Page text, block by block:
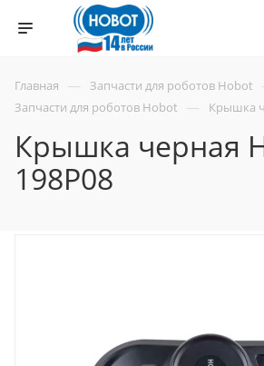
Главная — Запчасти для роботов Hobot
Запчасти для роботов Hobot — Крышка
Крышка черная
198P08